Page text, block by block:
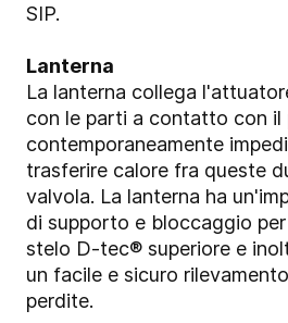
SIP.
Lanterna
La lanterna collega
con le parti a contatto con
contemporaneamente
trasferire calore fra queste
valvola. La lanterna ha
di supporto e bloccaggio
stelo D-tec® superiore e
un facile e sicuro
perdite.